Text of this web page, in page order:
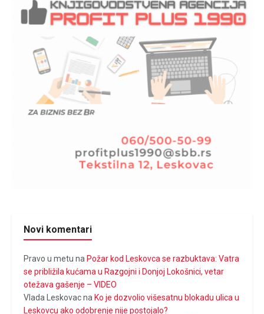
Novi komentari
Pravo u metu na Požar kod Leskovca se razbuktava: Vatra
se približila kućama u Razgojni i Donjoj Lokošnici, vetar
otežava gašenje – VIDEO
Vlada Leskovacna Ko je dozvolio višesatnu blokadu ulica u
Leskovcu ako odobrenje nije postojalo?